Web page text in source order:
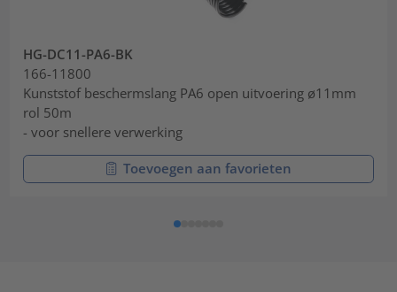
HG-DC11-PA6-BK
166-11800
Kunststof beschermslang PA6 open uitvoering ø11mm
rol 50m
- voor snellere verwerking
Toevoegen aan favorieten